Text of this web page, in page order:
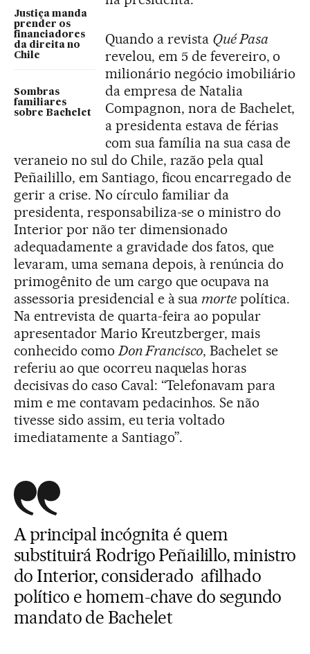
Justiça manda
prender os
financiadores
da direita no
Chile
Sombras
familiares
sobre Bachelet
Quando a revista Qué Pasa
revelou, em 5 de fevereiro, o
milionário negócio imobiliário
da empresa de Natalia
Compagnon, nora de Bachelet,
a presidenta estava de férias
com sua família na sua casa de
veraneio no sul do Chile, razão pela qual
Peñailillo, em Santiago, ficou encarregado de
gerir a crise. No círculo familiar da
presidenta, responsabiliza-se o ministro do
Interior por não ter dimensionado
adequadamente a gravidade dos fatos, que
levaram, uma semana depois, à renúncia do
primogênito de um cargo que ocupava na
assessoria presidencial e à suamorte política.
Na entrevista de quarta-feira ao popular
apresentador Mario Kreutzberger, mais
conhecido comoDon Francisco, Bachelet se
referiu ao que ocorreu naquelas horas
decisivas do caso Caval: “Telefonavam para
mim e me contavam pedacinhos. Se não
tivesse sido assim, eu teria voltado
imediatamente a Santiago”.
A principal incógnita é quem
substituirá Rodrigo Peñailillo, ministro
do Interior, considerado afilhado
político e homem-chave do segundo
mandato de Bachelet